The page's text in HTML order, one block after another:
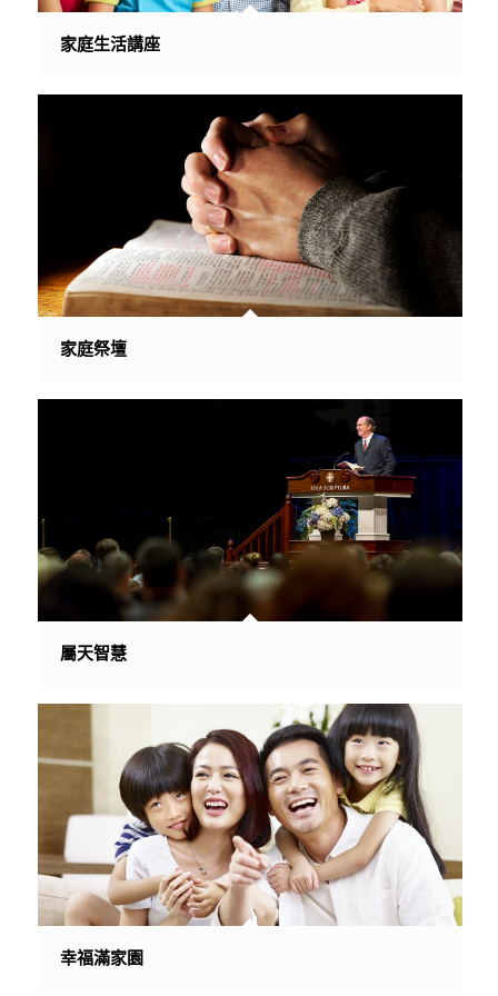
家庭生活講座
家庭祭壇
屬天智慧
幸福滿家園